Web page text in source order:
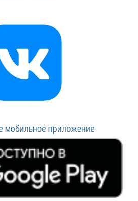
мобильное приложение